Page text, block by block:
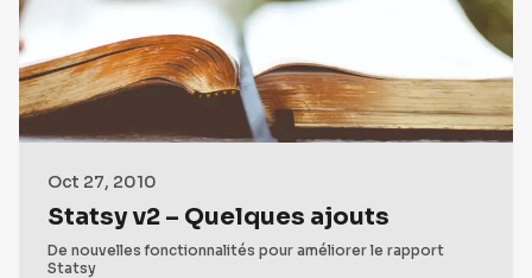
Oct 27, 2010
Statsy v2 – Quelques ajouts
De nouvelles fonctionnalités pour améliorer le rapport
Statsy